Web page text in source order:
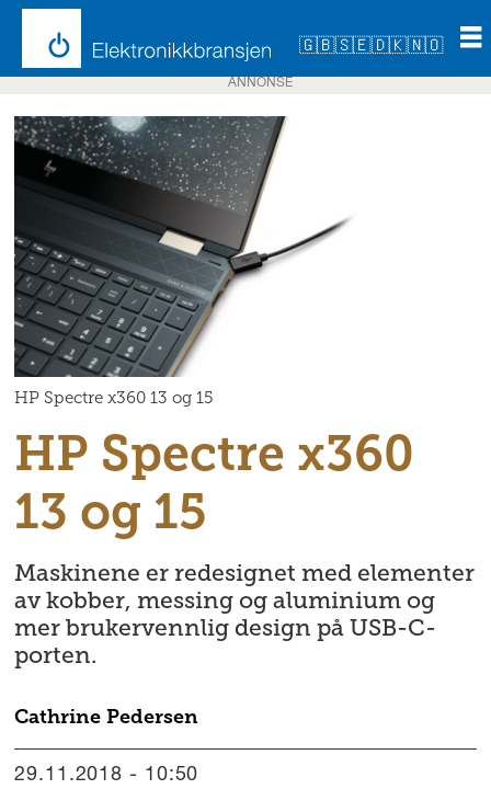
🇬🇧🇸🇪🇩🇰🇳🇴
ANNONSE
HP Spectre x360 13 og 15
HP Spectre x360
13 og 15
Maskinene er redesignet med elementer
av kobber, messing og aluminium og
mer brukervennlig design på USB-C-
porten.
Cathrine Pedersen
29.11.2018 - 10:50